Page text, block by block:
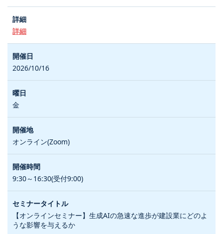
詳細
2026/10/16
金
オンライン(Zoom)
9:30～16:30(受付9:00)
【オンラインセミナー】生成AIの急速な進歩が建設業にどのよ
うな影響を与えるか